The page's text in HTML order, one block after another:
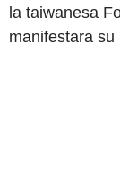
la taiwanesa
manifestara